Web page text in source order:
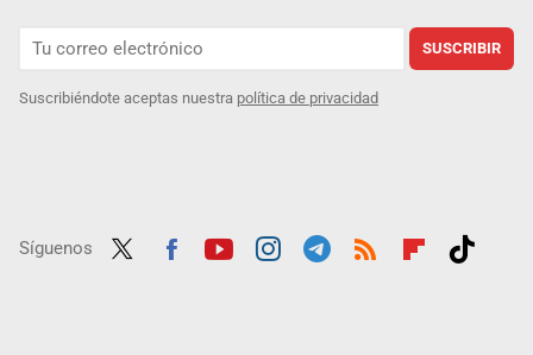
SUSCRIBIR
Suscribiéndote aceptas nuestra política de privacidad
Síguenos